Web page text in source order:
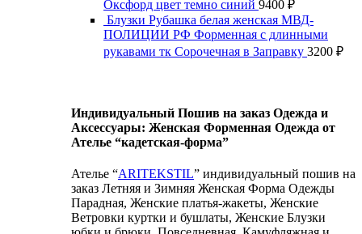
Оксфорд цвет темно синий 9400 ₽
Блузки Рубашка белая женская МВД-
ПОЛИЦИИ РФ Форменная с длинными
рукавами тк Сорочечная в Заправку 3200 ₽
Индивидуальный Пошив на заказ Одежда и
Аксессуары: Женская Форменная Одежда от
Ателье “кадетская-форма”
Ателье “ARITEKSTIL” индивидуальный пошив на
заказ Летняя и Зимняя Женская Форма Одежды
Парадная, Женские платья-жакеты, Женские
Ветровки куртки и бушлаты, Женские Блузки